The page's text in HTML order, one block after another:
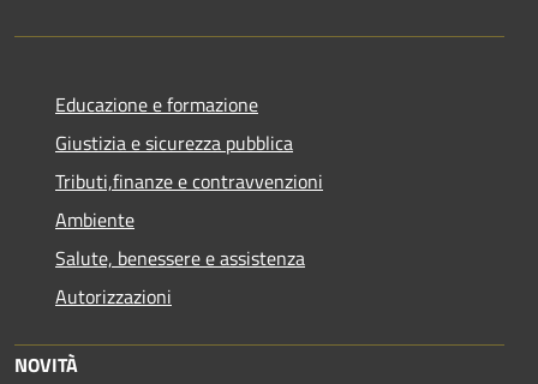
Educazione e formazione
Giustizia e sicurezza pubblica
Tributi,finanze e contravvenzioni
Ambiente
Salute, benessere e assistenza
Autorizzazioni
NOVITÀ